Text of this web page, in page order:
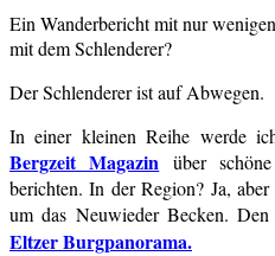
Ein Wanderbericht mit nur
mit dem Schlenderer?
Der Schlenderer ist auf Abwegen.
In einer kleinen Reihe werde
Bergzeit Magazin über
berichten. In der Region? Ja,
um das Neuwieder Becken.
Eltzer Burgpanorama.